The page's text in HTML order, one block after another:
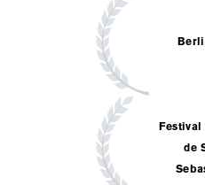
Festival
de